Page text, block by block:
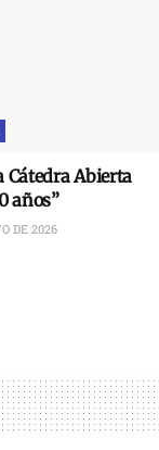
Cátedra Abierta
años”
DE 2026